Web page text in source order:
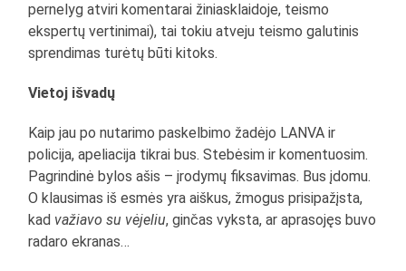
pernelyg atviri komentarai žiniasklaidoje, teismo
ekspertų vertinimai), tai tokiu atveju teismo galutinis
sprendimas turėtų būti kitoks.
Vietoj išvadų
Kaip jau po nutarimo paskelbimo žadėjo LANVA ir
policija, apeliacija tikrai bus. Stebėsim ir komentuosim.
Pagrindinė bylos ašis – įrodymų fiksavimas. Bus įdomu.
O klausimas iš esmės yra aiškus, žmogus prisipažįsta,
kad važiavo su vėjeliu, ginčas vyksta, ar aprasojęs buvo
radaro ekranas…